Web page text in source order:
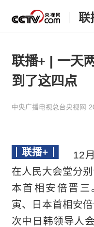
联
联播+ | 一天
到了这四点
中央广播电视总台央视网
联播+
12
在人民大会堂分
本首相安倍晋
寅、日本首相安
次中日韩领导人